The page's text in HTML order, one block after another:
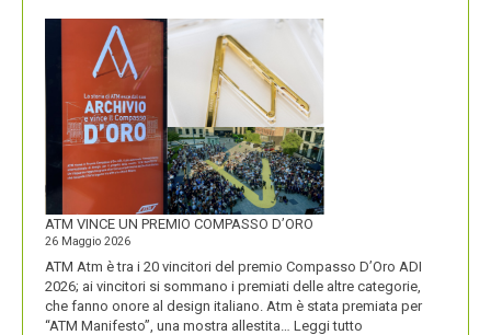
IL
NUOVO
LOGO
DOLOMITI
ENERGIA
MOSTRA
LA
SUA
IDENTITÀ
FORTE
ATM VINCE UN PREMIO COMPASSO D’ORO
26 Maggio 2026
ATM Atm è tra i 20 vincitori del premio Compasso D’Oro ADI
2026; ai vincitori si sommano i premiati delle altre categorie,
che fanno onore al design italiano. Atm è stata premiata per
“ATM Manifesto”, una mostra allestita… Leggi tutto